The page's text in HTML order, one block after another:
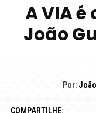
A VIA
João
Por:
COMPARTILHE: